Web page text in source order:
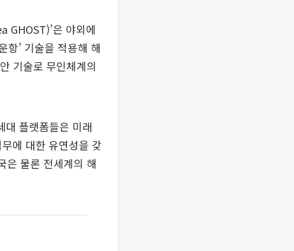
GHOST)’은 야외에
항’ 기술을 적용해 해
기술로 무인체계의
대 플랫폼들은 미래
에 대한 유연성을 갖
은 물론 전세계의 해